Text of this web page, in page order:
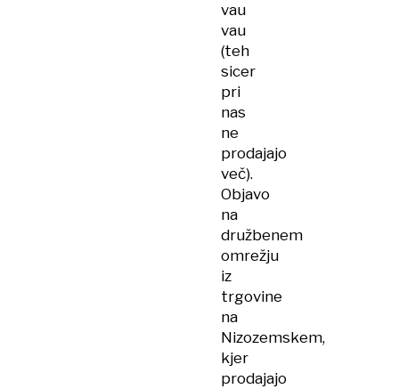
vau
vau
(teh
sicer
pri
nas
ne
prodajajo
več).
Objavo
na
družbenem
omrežju
iz
trgovine
na
Nizozemskem,
kjer
prodajajo